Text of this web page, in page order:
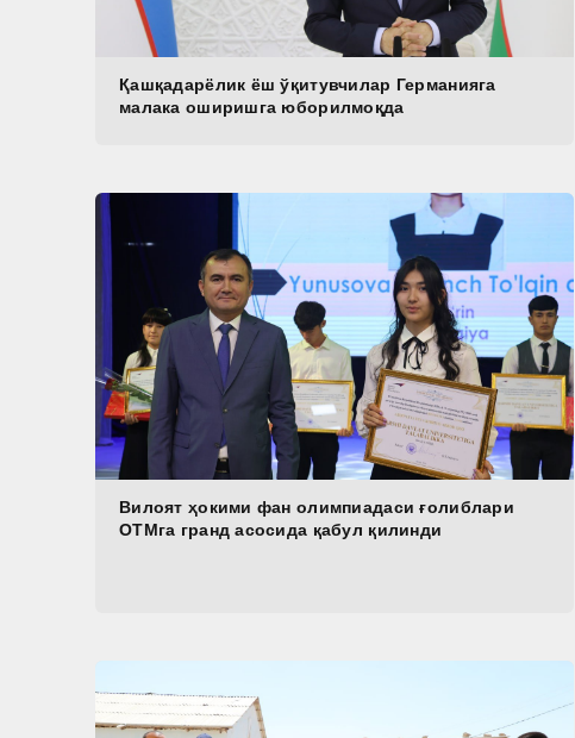
Қашқадарёлик ёш ўқитувчилар Германияга
малака оширишга юборилмоқда
Вилоят ҳокими фан олимпиадаси ғолиблари
ОТМга гранд асосида қабул қилинди